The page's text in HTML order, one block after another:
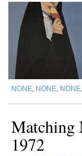
NONE NONE NONE
Matching
1972